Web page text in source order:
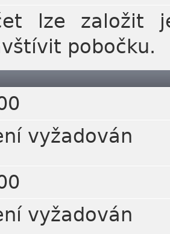
lze založit
pobočku.
vyžadován
vyžadován